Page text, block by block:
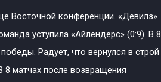
Восточной конференции. «Девилз»
уступила «Айлендерс» (0:9). В 8
Радует, что вернулся в строй
8 матчах после возвращения